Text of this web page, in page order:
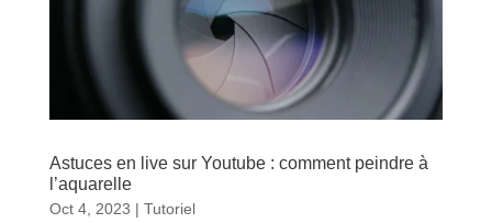
Astuces en live sur Youtube : comment peindre à
l’aquarelle
Oct 4, 2023 | Tutoriel